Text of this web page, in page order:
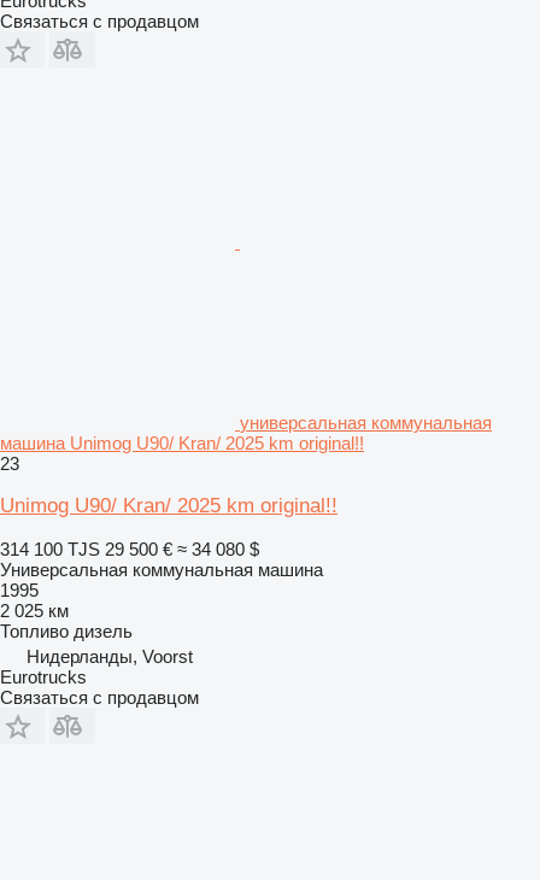
Связаться с продавцом
универсальная коммунальная
машина Unimog U90/ Kran/ 2025 km original!!
23
Unimog U90/ Kran/ 2025 km original!!
314 100 TJS 29 500 € ≈ 34 080 $
Универсальная коммунальная машина
1995
2 025 км
Топливо дизель
Нидерланды, Voorst
Eurotrucks
Связаться с продавцом